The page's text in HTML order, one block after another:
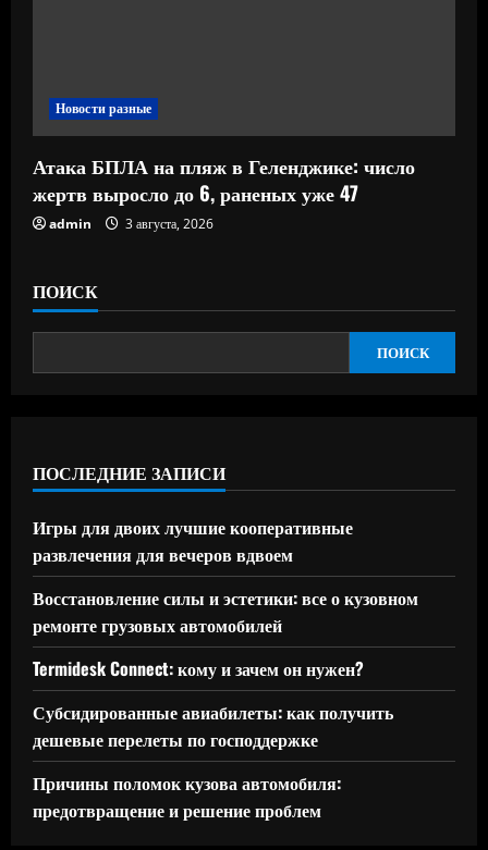
Новости разные
Атака БПЛА на пляж в Геленджике: число
жертв выросло до 6, раненых уже 47
admin 3 августа, 2026
ПОИСК
ПОИСК
ПОСЛЕДНИЕ ЗАПИСИ
Игры для двоих лучшие кооперативные
развлечения для вечеров вдвоем
Восстановление силы и эстетики: все о кузовном
ремонте грузовых автомобилей
Termidesk Connect: кому и зачем он нужен?
Субсидированные авиабилеты: как получить
дешевые перелеты по господдержке
Причины поломок кузова автомобиля:
предотвращение и решение проблем